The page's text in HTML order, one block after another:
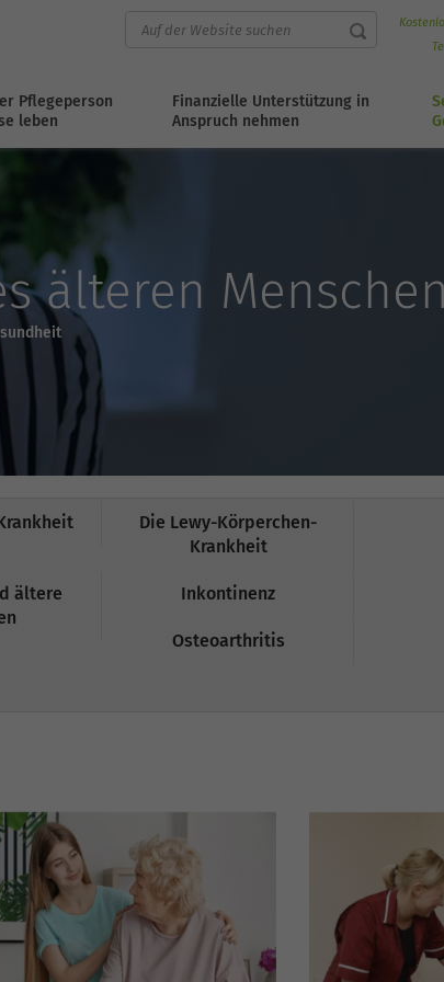
Pflegeperson
leben
Finanzielle Unterstützung in
Anspruch nehmen
älteren Menschen
Die Lewy-Körperchen-
Krankheit
ältere
Inkontinenz
Osteoarthritis